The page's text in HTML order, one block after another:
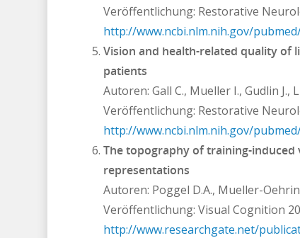
Veröffentlichung: Restorative
http://www.ncbi.nlm.nih.gov/
Vision and health-related quality of
patients
Autoren: Gall C., Mueller I., Gudlin J.,
Veröffentlichung: Restorative
http://www.ncbi.nlm.nih.gov/
The topography of training-
representations
Autoren: Poggel D.A., Mueller-
Veröffentlichung: Visual Cognition
http://www.researchgate.net/